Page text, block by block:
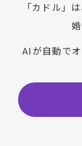
「カドル」
AIが自動で